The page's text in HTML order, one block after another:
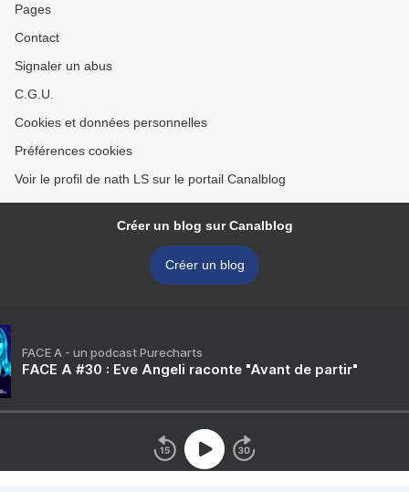
Pages
Contact
Signaler un abus
C.G.U.
Cookies et données personnelles
Préférences cookies
Voir le profil de nath LS sur le portail Canalblog
Créer un blog sur Canalblog
Créer un blog
FACE A - un podcast Purecharts
FACE A #30 : Eve Angeli raconte "Avant de partir"